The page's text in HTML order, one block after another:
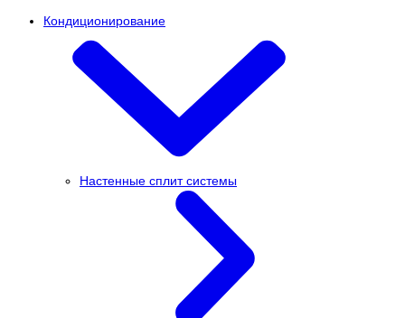
Кондиционирование
Настенные сплит системы